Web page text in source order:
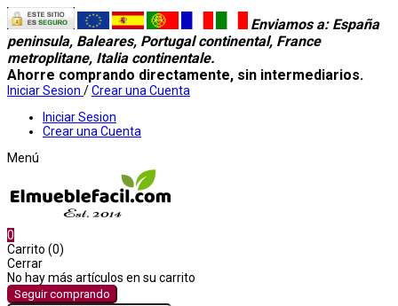
Enviamos a: España
peninsula, Baleares, Portugal continental, France
metroplitane, Italia continentale.
Ahorre comprando directamente, sin intermediarios.
Iniciar Sesion /Crear una Cuenta
Iniciar Sesion
Crear una Cuenta
Menú
0
Carrito (0)
Cerrar
No hay más artículos en su carrito
Seguir comprando